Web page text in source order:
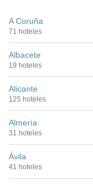
A Coruña
71 hoteles
Albacete
19 hoteles
Alicante
125 hoteles
Almería
31 hoteles
Ávila
41 hoteles